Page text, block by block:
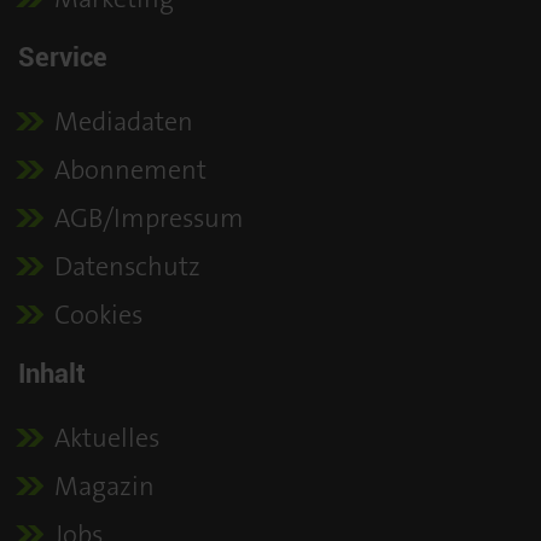
Service
Mediadaten
Abonnement
AGB/Impressum
Datenschutz
Cookies
Inhalt
Aktuelles
Magazin